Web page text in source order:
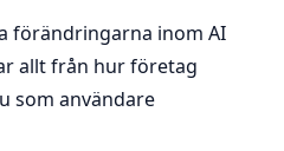
förändringarna inom AI
allt från hur företag
som användare